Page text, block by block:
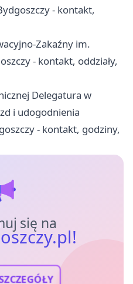
- kontakt,
Zakaźny im.
- kontakt, oddziały,
Delegatura w
i udogodnienia
- kontakt, godziny,
się na